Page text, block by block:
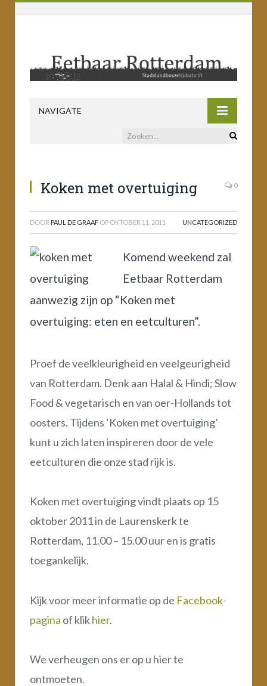
NAVIGATE
Koken met overtuiging 0
DOOR PAUL DE GRAAF OP OKTOBER 11, 2011 UNCATEGORIZED
Komend weekend zal
Eetbaar Rotterdam
aanwezig zijn op “Koken met
overtuiging: eten en eetculturen”.
Proef de veelkleurigheid en veelgeurigheid
van Rotterdam. Denk aan Halal & Hindi; Slow
Food & vegetarisch en van oer-Hollands tot
oosters. Tijdens ‘Koken met overtuiging’
kunt u zich laten inspireren door de vele
eetculturen die onze stad rijk is.
Koken met overtuiging vindt plaats op 15
oktober 2011 in de Laurenskerk te
Rotterdam, 11.00 – 15.00 uur en is gratis
toegankelijk.
Kijk voor meer informatie op de Facebook-
pagina of klikhier.
We verheugen ons er op u hier te
ontmoeten.